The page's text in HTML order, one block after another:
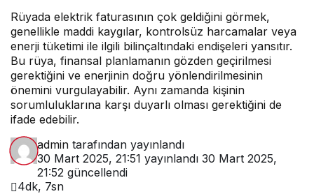
Rüyada elektrik faturasının çok geldiğini görmek,
genellikle maddi kaygılar, kontrolsüz harcamalar veya
enerji tüketimi ile ilgili bilinçaltındaki endişeleri yansıtır.
Bu rüya, finansal planlamanın gözden geçirilmesi
gerektiğini ve enerjinin doğru yönlendirilmesinin
önemini vurgulayabilir. Aynı zamanda kişinin
sorumluluklarına karşı duyarlı olması gerektiğini de
ifade edebilir.
admin tarafından yayınlandı
30 Mart 2025, 21:51 yayınlandı 30 Mart 2025,
21:52 güncellendi
4dk, 7sn